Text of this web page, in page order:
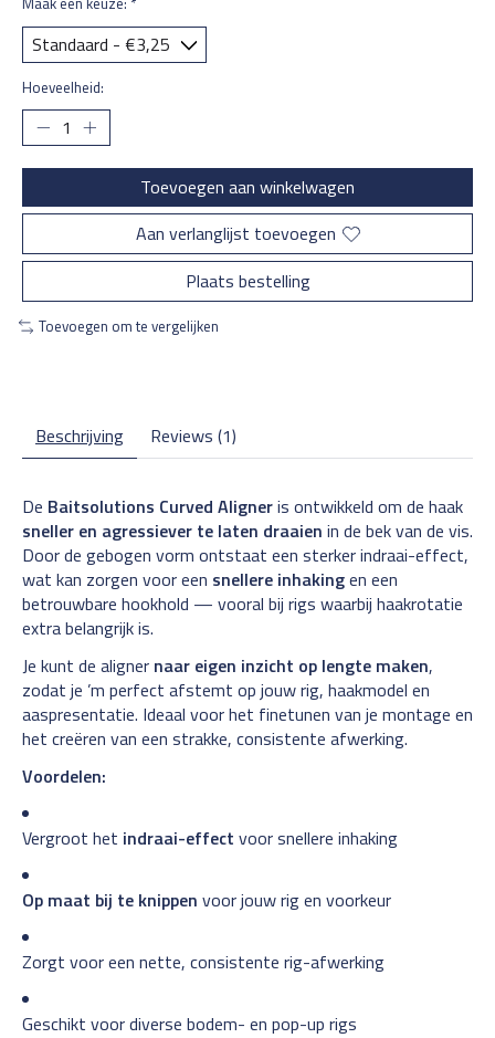
Hoeveelheid:
Toevoegen aan winkelwagen
Aan verlanglijst toevoegen
Plaats bestelling
Toevoegen om te vergelijken
Beschrijving Reviews (1)
De Baitsolutions Curved Aligneris ontwikkeld om de haak
sneller en agressiever te laten draaien in de bek van de vis.
Door de gebogen vorm ontstaat een sterker indraai-effect,
wat kan zorgen voor een snellere inhakingen een
betrouwbare hookhold — vooral bij rigs waarbij haakrotatie
extra belangrijk is.
Je kunt de aligner naar eigen inzicht op lengte maken,
zodat je ’m perfect afstemt op jouw rig, haakmodel en
aaspresentatie. Ideaal voor het finetunen van je montage en
het creëren van een strakke, consistente afwerking.
Voordelen:
Vergroot het indraai-effect voor snellere inhaking
Op maat bij te knippen voor jouw rig en voorkeur
Zorgt voor een nette, consistente rig-afwerking
Geschikt voor diverse bodem- en pop-up rigs